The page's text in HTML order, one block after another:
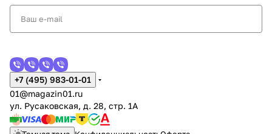
+7 (495) 983-01-01
01@magazin01.ru
ул. Русаковская, д. 28, стр. 1А